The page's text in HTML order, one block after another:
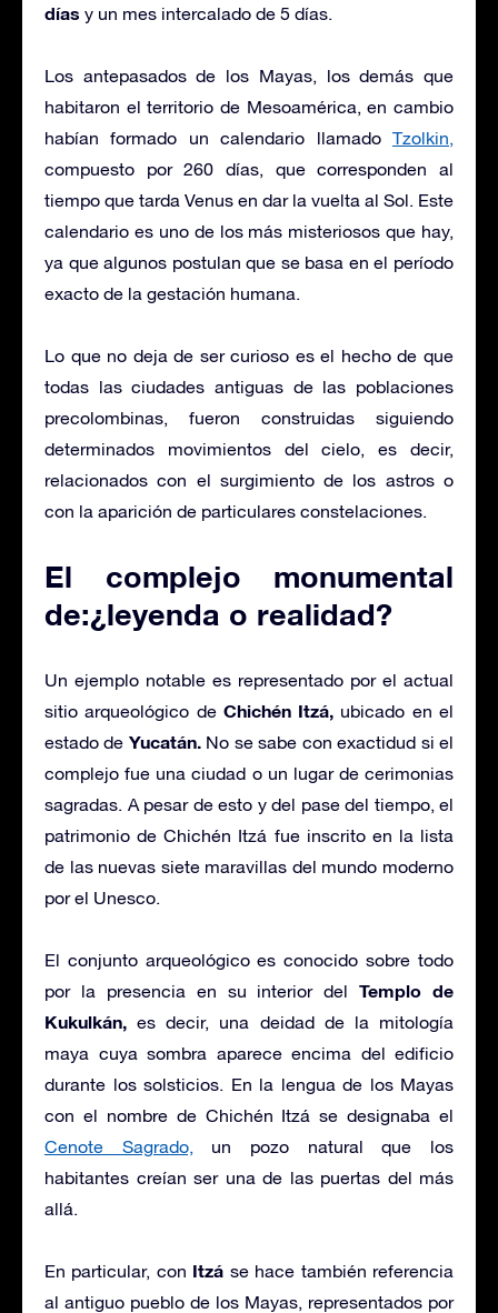
días y un mes intercalado de 5 días.
Los antepasados de los Mayas, los demás que
habitaron el territorio de Mesoamérica, en cambio
habían formado un calendario llamado Tzolkin,
compuesto por 260 días, que corresponden al
tiempo que tarda Venus en dar la vuelta al Sol. Este
calendario es uno de los más misteriosos que hay,
ya que algunos postulan que se basa en el período
exacto de la gestación humana.
Lo que no deja de ser curioso es el hecho de que
todas las ciudades antiguas de las poblaciones
precolombinas, fueron construidas siguiendo
determinados movimientos del cielo, es decir,
relacionados con el surgimiento de los astros o
con la aparición de particulares constelaciones.
El complejo monumental
de:¿leyenda o realidad?
Un ejemplo notable es representado por el actual
sitio arqueológico de Chichén Itzá, ubicado en el
estado de Yucatán.No se sabe con exactidud si el
complejo fue una ciudad o un lugar de cerimonias
sagradas. A pesar de esto y del pase del tiempo, el
patrimonio de Chichén Itzá fue inscrito en la lista
de las nuevas siete maravillas del mundo moderno
por el Unesco.
El conjunto arqueológico es conocido sobre todo
por la presencia en su interior delTemplo de
Kukulkán, es decir, una deidad de la mitología
maya cuya sombra aparece encima del edificio
durante los solsticios. En la lengua de los Mayas
con el nombre de Chichén Itzá se designaba el
Cenote Sagrado, un pozo natural que los
habitantes creían ser una de las puertas del más
allá.
En particular, con Itzá se hace también referencia
al antiguo pueblo de los Mayas, representados por